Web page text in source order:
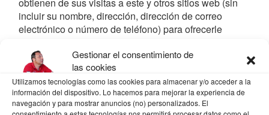
Gestionar el consentimiento de
las cookies
Utilizamos tecnologías como las cookies para almacenar y/o acceder a la
información del dispositivo. Lo hacemos para mejorar la experiencia de
navegación y para mostrar anuncios (no) personalizados. El
incluir su nombre, dirección, dirección de correo
electrónico o número de teléfono) para ofrecerle
de interés.
Actualmente este sitio alberga publicidad de:
Google Adsense: